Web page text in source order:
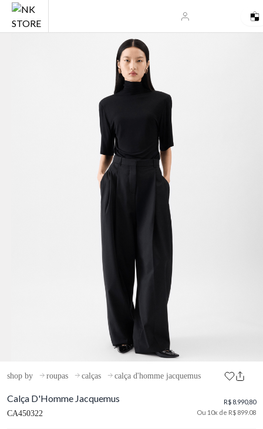
shop by roupas calças calça d'homme jacquemus
Calça D'Homme Jacquemus
CA450322
R$ 8.990,80
Ou 10x de R$ 899.08